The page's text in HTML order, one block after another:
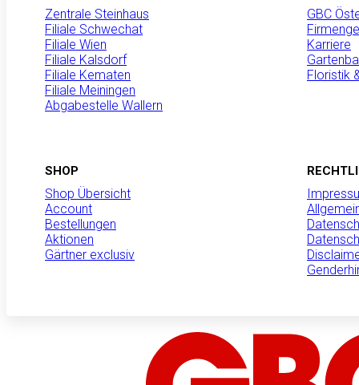
Zentrale Steinhaus
Filiale Schwechat
Filiale Wien
Filiale Kalsdorf
Filiale Kematen
Filiale Meiningen
Abgabestelle Wallern
GBC
Karriere
Floristik
SHOP
Shop Übersicht
Account
Bestellungen
Aktionen
Gärtner exclusiv